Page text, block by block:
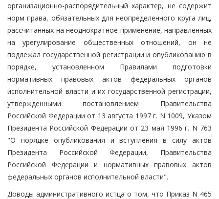
организационно-распорядительный характер, не содержит
норм права, обязательных для неопределенного круга лиц,
рассчитанных на неоднократное применение, направленных
на урегулирование общественных отношений, он не
подлежал государственной регистрации и опубликованию в
порядке, установленном Правилами подготовки
нормативных правовых актов федеральных органов
исполнительной власти и их государственной регистрации,
утвержденными постановлением Правительства
Российской Федерации от 13 августа 1997 г. N 1009, Указом
Президента Российской Федерации от 23 мая 1996 г. N 763
"О порядке опубликования и вступления в силу актов
Президента Российской Федерации, Правительства
Российской Федерации и нормативных правовых актов
федеральных органов исполнительной власти".
Доводы административного истца о том, что Приказ N 465